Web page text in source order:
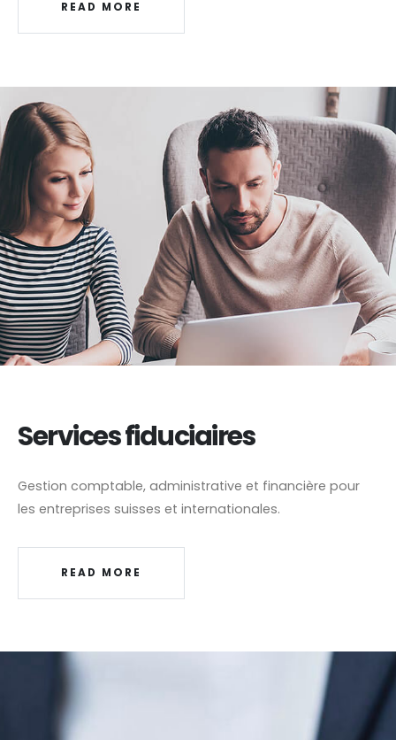
READ MORE
Services fiduciaires
Gestion comptable, administrative et financière pour
les entreprises suisses et internationales.
READ MORE